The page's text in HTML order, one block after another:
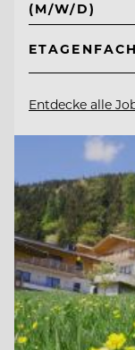
(M/W/D)
Entdecke alle